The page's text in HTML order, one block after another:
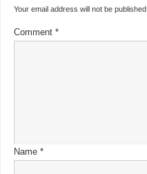
Your email address will not be published.
Comment *
Name *